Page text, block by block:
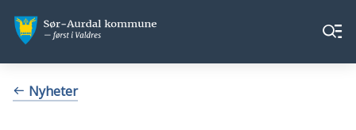
Sør-
Aurdal
kommune
Sør-
Aurdal
Meny
Du Nyheter